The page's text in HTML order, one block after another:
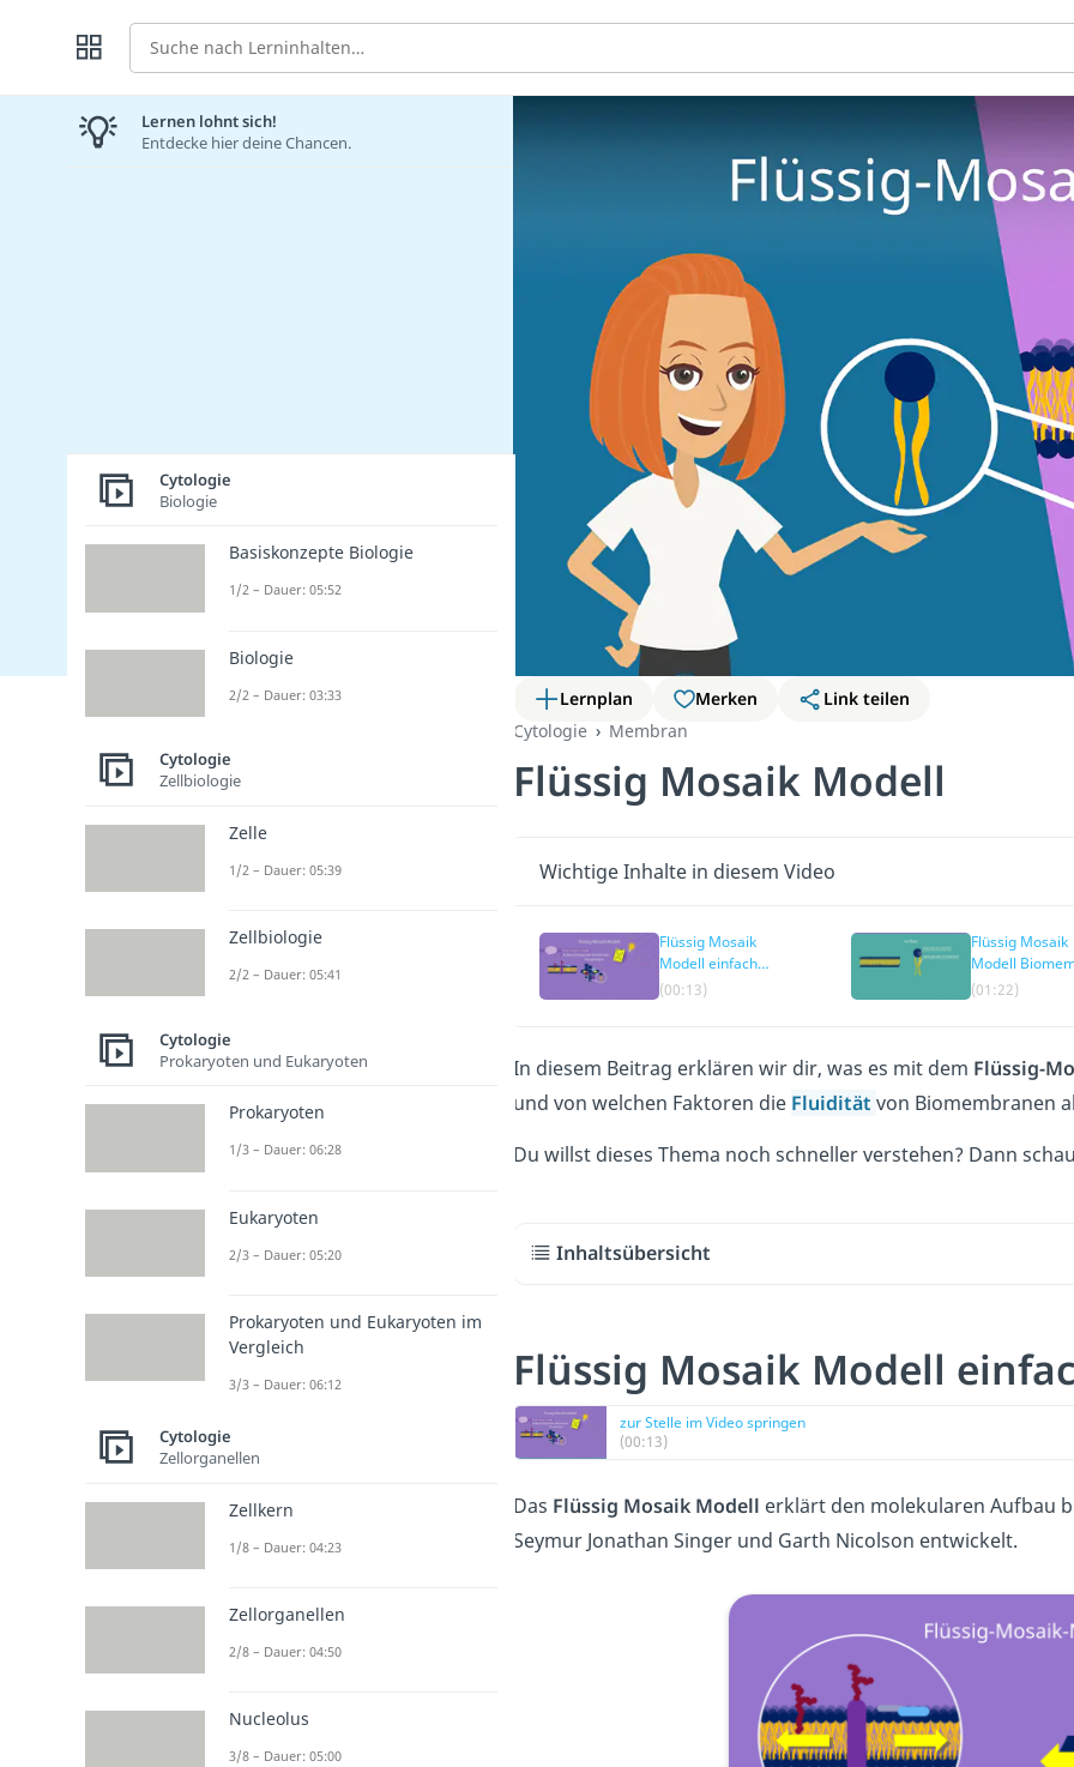
Suche
Lernplan Merken
Link teilen
Cytologie
Membran
Flüssig Mosaik Modell
Wichtige Inhalte in diesem Video
Flüssig Mosaik
Modell einfach
erklärt
(00:13)
Flüssig Mosaik
Modell
(01:22)
In diesem Beitrag erklären wir dir, was es mit dem Flüssig-
und von welchen Faktoren die Fluidität von Biomembranen
Du willst dieses Thema noch schneller verstehen? Dann
Inhaltsübersicht
Flüssig Mosaik Modell
zur Stelle im Video springen
(00:13)
Das Flüssig Mosaik Modell erklärt den molekularen Aufbau
Seymur Jonathan Singer und Garth Nicolson entwickelt.
Lernen lohnt sich!
Entdecke hier deine Chancen.
Cytologie
Biologie
Basiskonzepte Biologie
1/2 – Dauer: 05:52
Biologie
2/2 – Dauer: 03:33
Cytologie
Zellbiologie
Zelle
1/2 – Dauer: 05:39
Zellbiologie
2/2 – Dauer: 05:41
Cytologie
Prokaryoten und Eukaryoten
Prokaryoten
1/3 – Dauer: 06:28
Eukaryoten
2/3 – Dauer: 05:20
Prokaryoten und Eukaryoten im
Vergleich
3/3 – Dauer: 06:12
Cytologie
Zellorganellen
Zellkern
1/8 – Dauer: 04:23
Zellorganellen
2/8 – Dauer: 04:50
Nucleolus
3/8 – Dauer: 05:00